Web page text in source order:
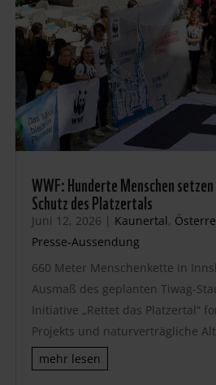
WWF: Hunderte Menschen
Schutz des Platzertals
Juni 12, 2026 | Kaunertal,
Presse-Aussendung
660 Meter Menschenkette in
Ausmaß des geplanten Tiwag-
Initiative „Rettet das Platzertal“
Projekts und naturverträgliche
mehr lesen